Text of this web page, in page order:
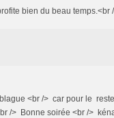
bien du beau temps.<br
<br /> car pour le
/> Bonne soirée <br />